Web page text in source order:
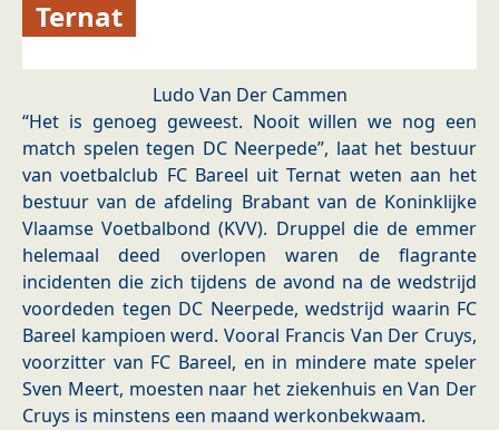
Ternat
Ludo Van Der Cammen
“Het is genoeg geweest. Nooit willen we nog een
match spelen tegen DC Neerpede”, laat het bestuur
van voetbalclub FC Bareel uit Ternat weten aan het
bestuur van de afdeling Brabant van de Koninklijke
Vlaamse Voetbalbond (KVV). Druppel die de emmer
helemaal deed overlopen waren de flagrante
incidenten die zich tijdens de avond na de wedstrijd
voordeden tegen DC Neerpede, wedstrijd waarin FC
Bareel kampioen werd. Vooral Francis Van Der Cruys,
voorzitter van FC Bareel, en in mindere mate speler
Sven Meert, moesten naar het ziekenhuis en Van Der
Cruys is minstens een maand werkonbekwaam.